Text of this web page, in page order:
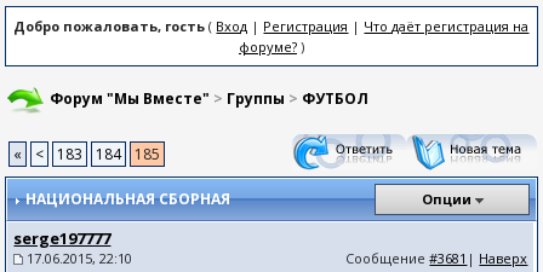
Добро пожаловать, гость ( Вход | Регистрация | Что даёт регистрация на
форуме?)
Форум "Мы Вместе" > Группы > ФУТБОЛ
« < 183 184 185
НАЦИОНАЛЬНАЯ СБОРНАЯ Опции
serge197777
17.06.2015, 22:10 Сообщение#3681 | Наверх